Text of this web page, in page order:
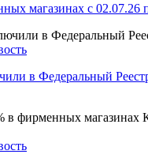
магазинах с 02.07.26
в Федеральный